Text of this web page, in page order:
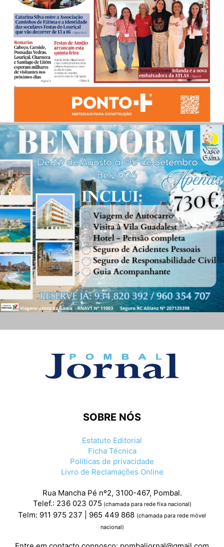
SOBRE NÓS
Estatuto Editorial
Ficha Técnica
Políticas de privacidade
Livro de Reclamações Online
Rua Mancha Pé nº2, 3100-467, Pombal.
Telef.: 236 023 075 (chamada para rede fixa nacional)
Telm: 911 975 237 | 965 449 868 (chamada para rede móvel
nacional)